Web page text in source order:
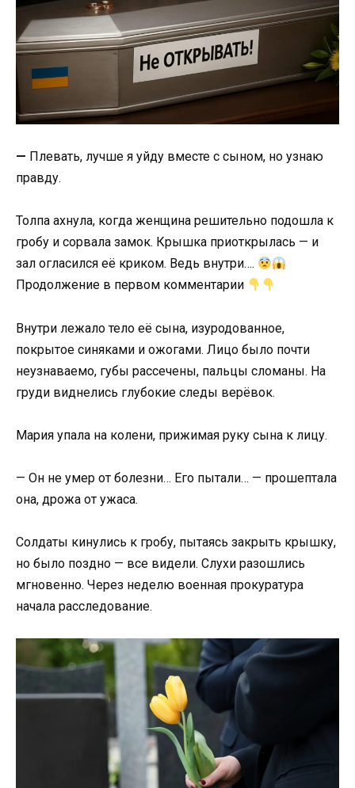
— Плевать, лучше я уйду вместе с сыном, но узнаю
правду.
Толпа ахнула, когда женщина решительно подошла к
гробу и сорвала замок. Крышка приоткрылась — и
зал огласился её криком. Ведь внутри….
Продолжение в первом комментарии
Внутри лежало тело её сына, изуродованное,
покрытое синяками и ожогами. Лицо было почти
неузнаваемо, губы рассечены, пальцы сломаны. На
груди виднелись глубокие следы верёвок.
Мария упала на колени, прижимая руку сына к лицу.
— Он не умер от болезни… Его пытали… — прошептала
она, дрожа от ужаса.
Солдаты кинулись к гробу, пытаясь закрыть крышку,
но было поздно — все видели. Слухи разошлись
мгновенно. Через неделю военная прокуратура
начала расследование.